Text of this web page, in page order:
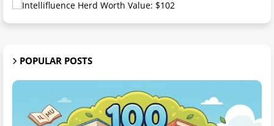
POPULAR POSTS